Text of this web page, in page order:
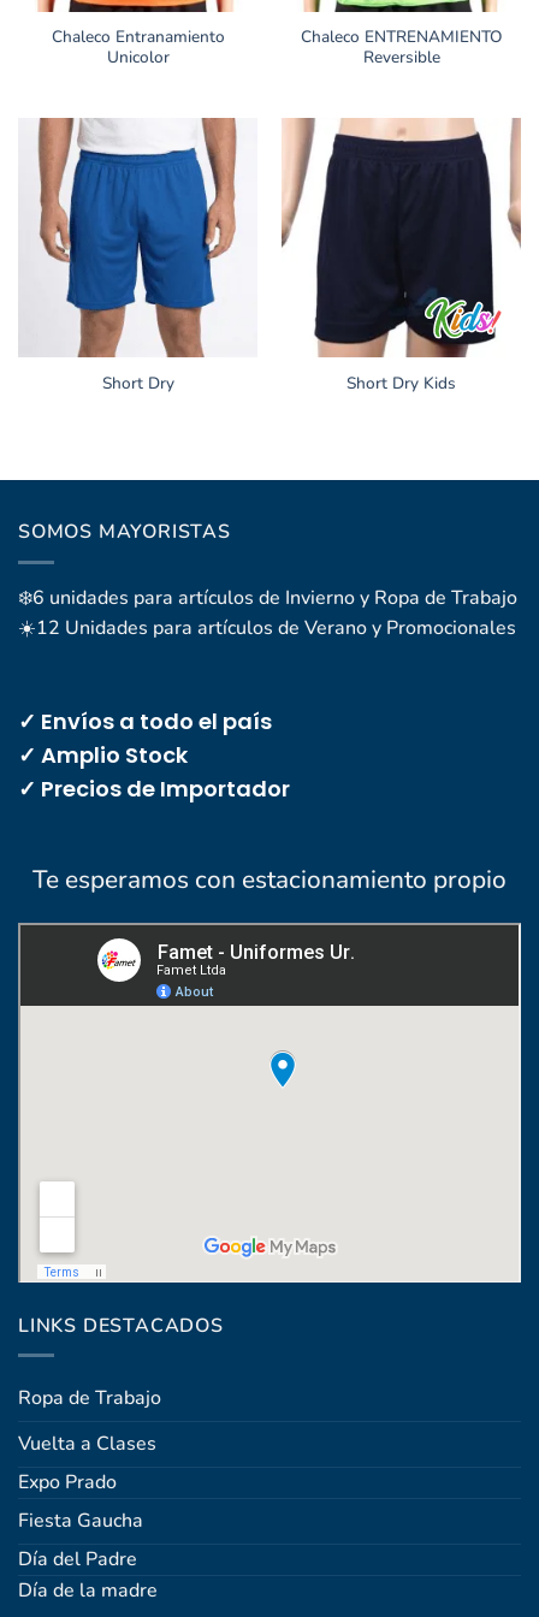
Chaleco Entranamiento
Unicolor
Chaleco ENTRENAMIENTO
Reversible
Short Dry Short Dry Kids
SOMOS MAYORISTAS
❄️6 unidades para artículos de Invierno y Ropa de Trabajo
☀️12 Unidades para artículos de Verano y Promocionales
✓ Envíos a todo el país
✓ Amplio Stock
✓ Precios de Importador
Te esperamos con estacionamiento propio
LINKS DESTACADOS
Ropa de Trabajo
Vuelta a Clases
Expo Prado
Fiesta Gaucha
Día del Padre
Día de la madre